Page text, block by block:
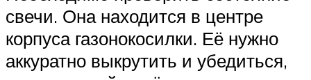
свечи. Она находится в центре
корпуса газонокосилки. Её нужно
аккуратно выкрутить и убедиться,